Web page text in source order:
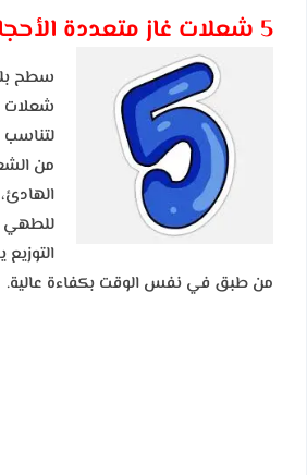
5 شعلات غاز متعددة الأحجام
سطح
شعلات
من
للطهي
من طبق في نفس الوقت بكفاءة عالية.